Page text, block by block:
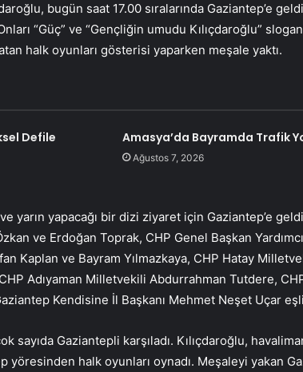
bugün saat 17.00 sıralarında Gaziantep’e
“Güç” ve “Gençliğin umudu Kılıçdaroğlu”
halk oyunları gösterisi yaparken meşale yaktı.
Defile Amasya’da Bayramda Trafik
Ağustos 7, 2026
yarın yapacağı bir dizi ziyaret için Gaziantep’e
ve Erdoğan Toprak, CHP Genel Başkan
Kaplan ve Bayram Yılmazkaya, CHP Hatay
Adıyaman Milletvekili Abdurrahman Tutdere,
Kendisine İl Başkanı Mehmet Neşet Uçar
sayıda Gaziantepli karşıladı. Kılıçdaroğlu,
yöresinden halk oyunları oynadı. Meşaleyi yakan